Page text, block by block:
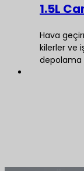
1.5L
Hava
kilerler ve
depolama